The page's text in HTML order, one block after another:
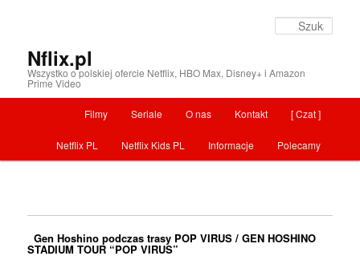
Nflix.pl
Wszystko o polskiej ofercie Netflix, HBO Max, Disney+ i Amazon
Prime Video
Menu główne
Przeskocz do tekstu [ Czat ]
Kontakt
O nas
Seriale
Filmy
Polecamy
Informacje
Netflix Kids PL
Netflix PL
Gen Hoshino podczas trasy POP VIRUS / GEN HOSHINO
STADIUM TOUR “POP VIRUS”